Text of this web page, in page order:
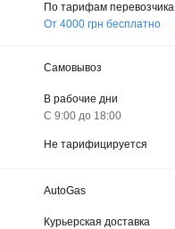
По тарифам перевозчика
От 4000 грн бесплатно
Самовывоз
В рабочие дни
С 9:00 до 18:00
Не тарифицируется
AutoGas
Курьерская доставка